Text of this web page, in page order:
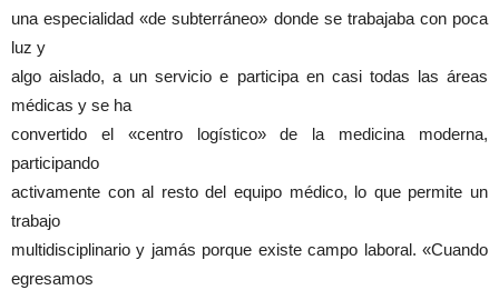
una especialidad «de subterráneo» donde se trabajaba con poca
luz y
algo aislado, a un servicio e participa en casi todas las áreas
médicas y se ha
convertido el «centro logístico» de la medicina moderna,
participando
activamente con al resto del equipo médico, lo que permite un
trabajo
multidisciplinario y jamás porque existe campo laboral. «Cuando
egresamos